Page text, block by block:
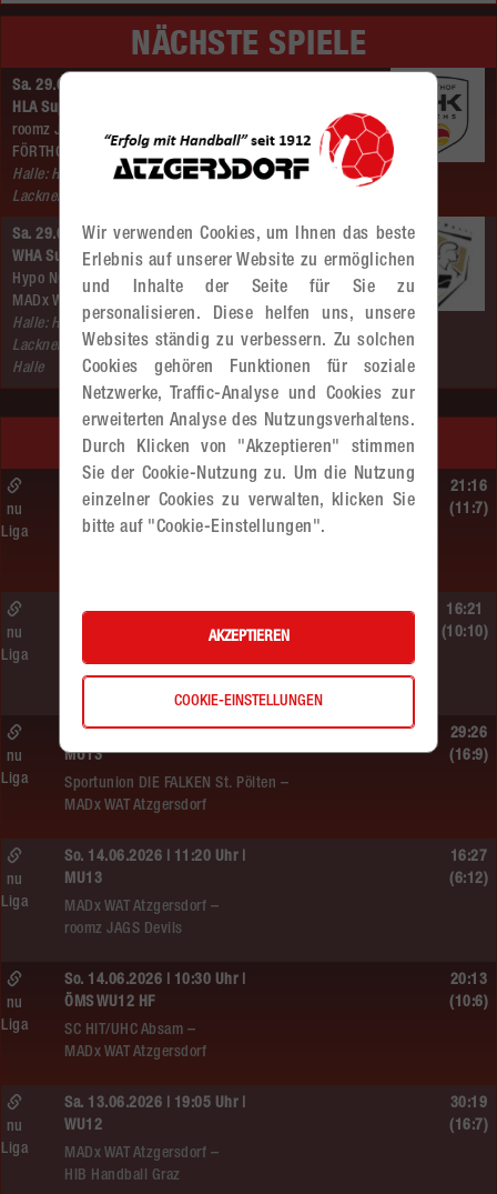
NÄCHSTE SPIELE
Sa. 29.08.2026 | 18:00 Uhr |
HLA Supercup
roomz JAGS Vöslau –
FÖRTHOF UHK KREMS
Halle: Hans–
Lackner Halle
Sa. 29.08.2026 | 20:25 Uhr |
WHA Supercup
Hypo NÖ –
MADx WAT Atzgersdorf
Halle: Hans–
Lackner–
Halle
LETZTE SPIELE
MU13
nu
Liga
21:16
(11:7)
So. 14.06.2026 | 14:30 Uhr |
SG HIT/UHC Absam –
MADx WAT Atzgersdorf
nu
Liga
16:21
(10:10)
MU13
Sportunion DIE FALKEN St. Pölten –
MADx WAT Atzgersdorf
nu
Liga
29:26
(16:9)
So. 14.06.2026 | 11:20 Uhr |
MU13
MADx WAT Atzgersdorf –
roomz JAGS Devils
nu
Liga
16:27
(6:12)
So. 14.06.2026 | 10:30 Uhr |
ÖMS WU12 HF
SC HIT/UHC Absam –
MADx WAT Atzgersdorf
nu
Liga
20:13
(10:6)
Sa. 13.06.2026 | 19:05 Uhr |
WU12
MADx WAT Atzgersdorf –
HIB Handball Graz
nu
Liga
30:19
(16:7)
Wir verwenden Cookies, um Ihnen das beste
Erlebnis auf unserer Website zu ermöglichen
und Inhalte der Seite für Sie zu
personalisieren. Diese helfen uns, unsere
Websites ständig zu verbessern. Zu solchen
Cookies gehören Funktionen für soziale
Netzwerke, Traffic-Analyse und Cookies zur
erweiterten Analyse des Nutzungsverhaltens.
Durch Klicken von "Akzeptieren" stimmen
Sie der Cookie-Nutzung zu. Um die Nutzung
einzelner Cookies zu verwalten, klicken Sie
bitte auf "Cookie-Einstellungen".
AKZEPTIEREN
COOKIE-EINSTELLUNGEN